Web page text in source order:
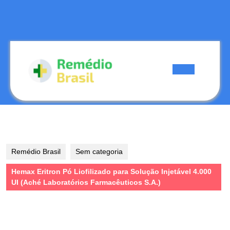
Remédio Brasil Sem categoria
Hemax Eritron Pó Liofilizado para Solução Injetável 4.000
UI (Aché Laboratórios Farmacêuticos S.A.)